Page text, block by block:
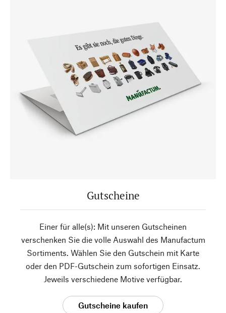
Gutscheine
Einer für alle(s): Mit unseren Gutscheinen
verschenken Sie die volle Auswahl des Manufactum
Sortiments. Wählen Sie den Gutschein mit Karte
oder den PDF-Gutschein zum sofortigen Einsatz.
Jeweils verschiedene Motive verfügbar.
Gutscheine kaufen